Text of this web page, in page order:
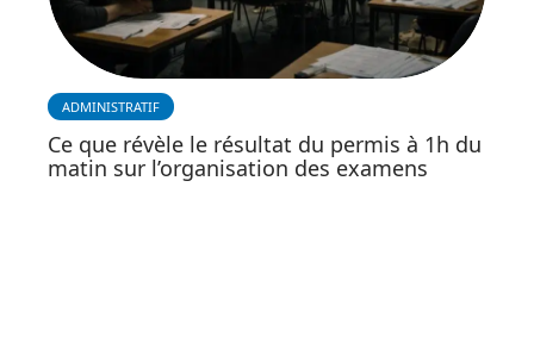
ADMINISTRATIF
Ce que révèle le résultat du permis à 1h du
matin sur l’organisation des examens